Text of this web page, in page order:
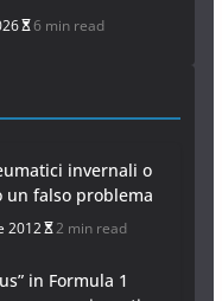
6 min read
invernali o
un falso problema
2012 2 min read
in Formula 1